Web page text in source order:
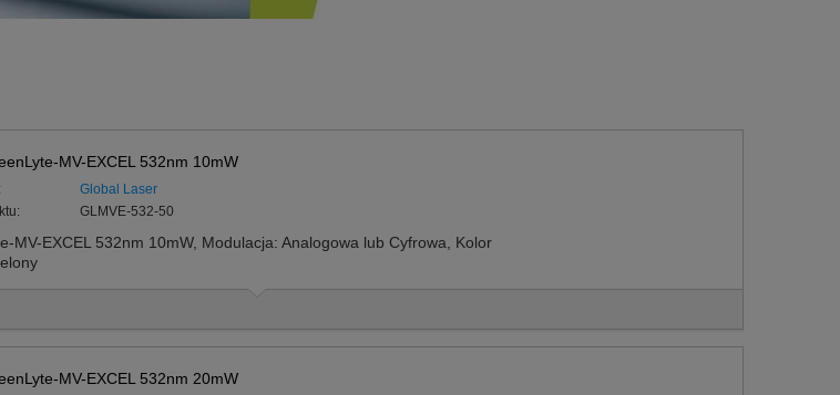
MV-EXCEL 532nm 10mW
Global Laser
GLMVE-532-50
MV-EXCEL 532nm 10mW, Modulacja: Analogowa lub Cyfrowa, Kolor
MV-EXCEL 532nm 20mW